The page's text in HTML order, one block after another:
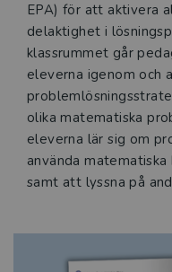
EPA) för att aktivera
delaktighet i
klassrummet går
eleverna igenom och
olika matematiska
eleverna lär sig om
använda
samt att lyssna på